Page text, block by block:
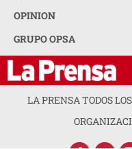
OPINION
GRUPO OPSA
LA PRENSA TODOS